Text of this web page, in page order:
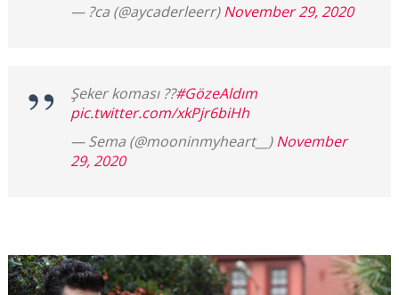
— ?ca (@aycaderleerr)November 29, 2020
Şeker koması ??#GözeAldım
pic.twitter.com/xkPjr6biHh
— Sema (@mooninmyheart__)November
29, 2020